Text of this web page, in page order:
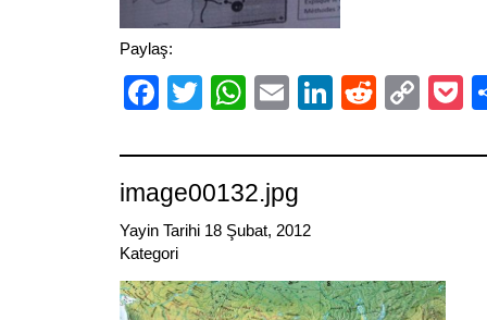
Paylaş:
Facebook
TwitterWhatsApp
EmailLinkedIn
Reddit
image00132.jpg
Yayin Tarihi 18 Şubat, 2012
Kategori